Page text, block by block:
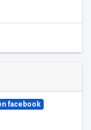
facebook